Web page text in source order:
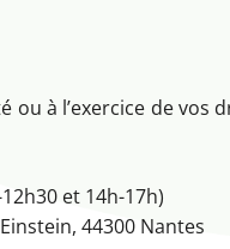
à l’exercice de vos
et 14h-17h)
44300 Nantes